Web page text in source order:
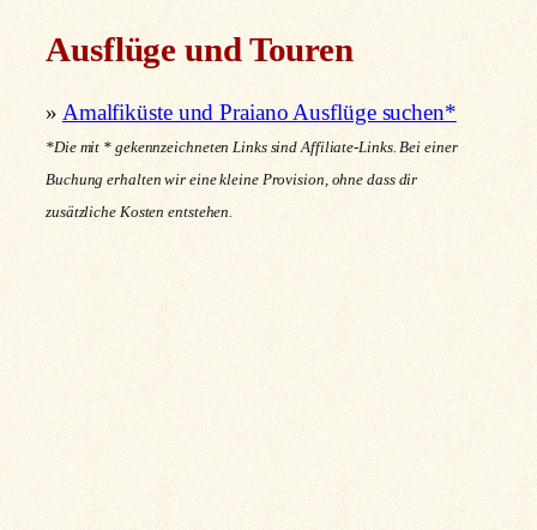
Ausflüge und Touren
» Amalfiküste und Praiano Ausflüge suchen*
*Die mit * gekennzeichneten Links sind Affiliate-Links. Bei einer
Buchung erhalten wir eine kleine Provision, ohne dass dir
zusätzliche Kosten entstehen.